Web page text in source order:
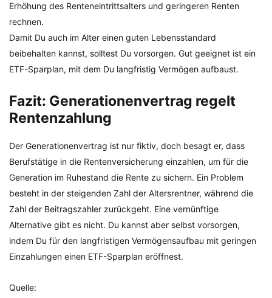
Erhöhung des Renteneintrittsalters und geringeren Renten
rechnen.
Damit Du auch im Alter einen guten Lebensstandard
beibehalten kannst, solltest Du vorsorgen. Gut geeignet ist ein
ETF-Sparplan, mit dem Du langfristig Vermögen aufbaust.
Fazit: Generationenvertrag regelt
Rentenzahlung
Der Generationenvertrag ist nur fiktiv, doch besagt er, dass
Berufstätige in die Rentenversicherung einzahlen, um für die
Generation im Ruhestand die Rente zu sichern. Ein Problem
besteht in der steigenden Zahl der Altersrentner, während die
Zahl der Beitragszahler zurückgeht. Eine vernünftige
Alternative gibt es nicht. Du kannst aber selbst vorsorgen,
indem Du für den langfristigen Vermögensaufbau mit geringen
Einzahlungen einen ETF-Sparplan eröffnest.
Quelle: